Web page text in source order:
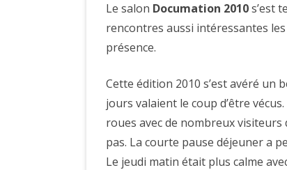
Le salon Documation 2010s’est
rencontres aussi intéressantes
présence.
Cette édition 2010 s’est avéré un
jours valaient le coup d’être
roues avec de nombreux
pas. La courte pause déjeuner a
Le jeudi matin était plus calme